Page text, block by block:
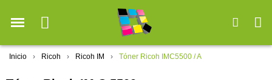
Inicio Ricoh Ricoh IM Tóner Ricoh IMC5500 / A